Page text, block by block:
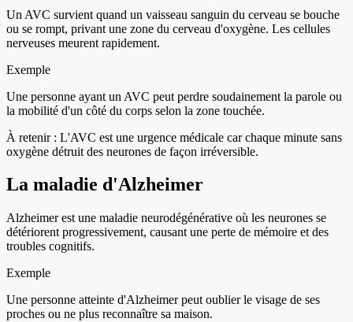
Un AVC survient quand un vaisseau sanguin du cerveau se bouche
ou se rompt, privant une zone du cerveau d'oxygène. Les cellules
nerveuses meurent rapidement.
Exemple
Une personne ayant un AVC peut perdre soudainement la parole ou
la mobilité d'un côté du corps selon la zone touchée.
À retenir : L'AVC est une urgence médicale car chaque minute sans
oxygène détruit des neurones de façon irréversible.
La maladie d'Alzheimer
Alzheimer est une maladie neurodégénérative où les neurones se
détériorent progressivement, causant une perte de mémoire et des
troubles cognitifs.
Exemple
Une personne atteinte d'Alzheimer peut oublier le visage de ses
proches ou ne plus reconnaître sa maison.